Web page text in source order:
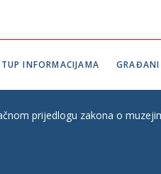
INFORMACIJAMA GRAĐANI
prijedlogu zakona o